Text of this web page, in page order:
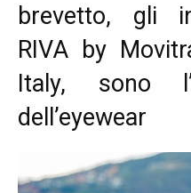
brevetto, gli
RIVA by
Italy, sono
dell’eyewear